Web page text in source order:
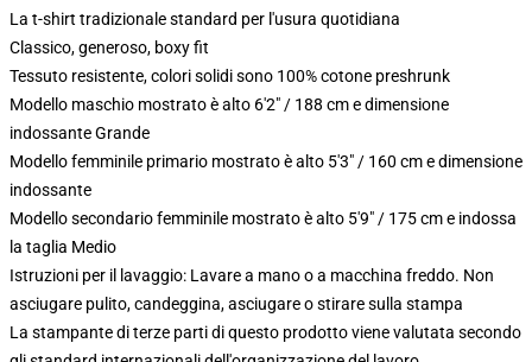
La t-shirt tradizionale standard per l'usura quotidiana
Classico, generoso, boxy fit
Tessuto resistente, colori solidi sono 100% cotone preshrunk
Modello maschio mostrato è alto 6'2" / 188 cm e dimensione
indossante Grande
Modello femminile primario mostrato è alto 5'3" / 160 cm e dimensione
indossante
Modello secondario femminile mostrato è alto 5'9" / 175 cm e indossa
la taglia Medio
Istruzioni per il lavaggio: Lavare a mano o a macchina freddo. Non
asciugare pulito, candeggina, asciugare o stirare sulla stampa
La stampante di terze parti di questo prodotto viene valutata secondo